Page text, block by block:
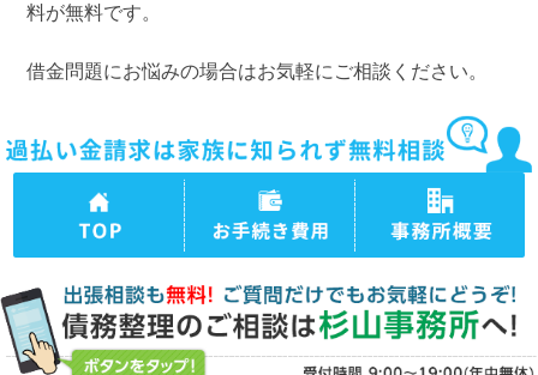
料が無料です。
借金問題にお悩みの場合はお気軽にご相談ください。
事務所の過払い金
請求、債務整理の
手続き費用・料金
事務所 事務所概
要